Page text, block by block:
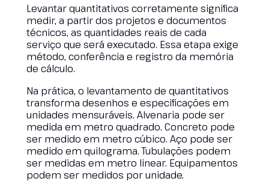
Levantar quantitativos corretamente significa
medir, a partir dos projetos e documentos
técnicos, as quantidades reais de cada
serviço que será executado. Essa etapa exige
método, conferência e registro da memória
de cálculo.
Na prática, o levantamento de quantitativos
transforma desenhos e especificações em
unidades mensuráveis. Alvenaria pode ser
medida em metro quadrado. Concreto pode
ser medido em metro cúbico. Aço pode ser
medido em quilograma. Tubulações podem
ser medidas em metro linear. Equipamentos
podem ser medidos por unidade.